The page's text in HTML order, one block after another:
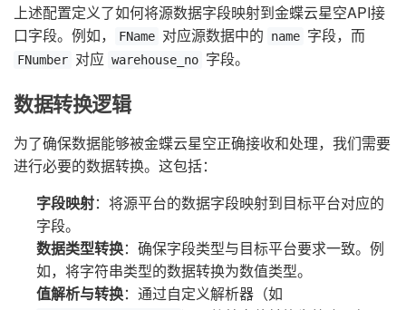
上述配置定义了如何将源数据字段映射到金蝶云星空API接
口字段。例如，
FName 对应源数据中的 name 字段，而
FNumber 对应 warehouse_no 字段。
数据转换逻辑
为了确保数据能够被金蝶云星空正确接收和处理，我们需要
进行必要的数据转换。这包括：
字段映射：将源平台的数据字段映射到目标平台对应的
字段。
数据类型转换：确保字段类型与目标平台要求一致。例
如，将字符串类型的数据转换为数值类型。
值解析与转换：通过自定义解析器（如